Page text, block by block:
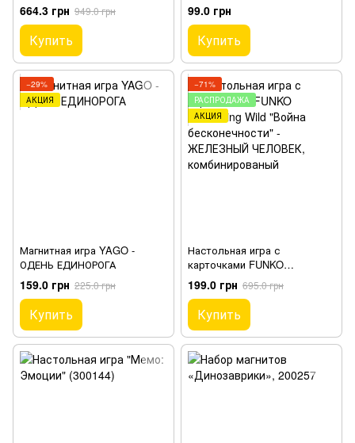
664.3 грн 949.0 грн
Купить
99.0 грн
Купить
−29%
АКЦИЯ
Магнитная игра YAGO -
ОДЕНЬ ЕДИНОРОГА
159.0 грн 225.0 грн
Купить
−71%
РАСПРОДАЖА
АКЦИЯ
Настольная игра с
карточками FUNKO
Something Wild "Война
бесконечности" - ЖЕЛЕЗНЫЙ
ЧЕЛОВЕК
199.0 грн 695.0 грн
Купить